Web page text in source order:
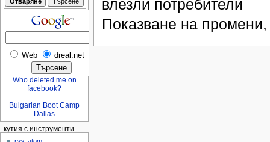
влезли потребители
Показване на
Web dreal.net
Who deleted me on
facebook?
Bulgarian Boot Camp
Dallas
кутия с инструменти